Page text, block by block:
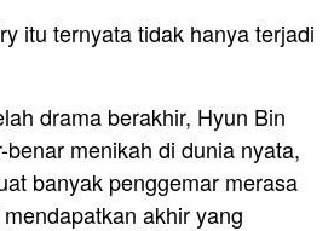
itu ternyata tidak hanya terjadi
drama berakhir, Hyun Bin
menikah di dunia nyata,
banyak penggemar merasa
akhir yang